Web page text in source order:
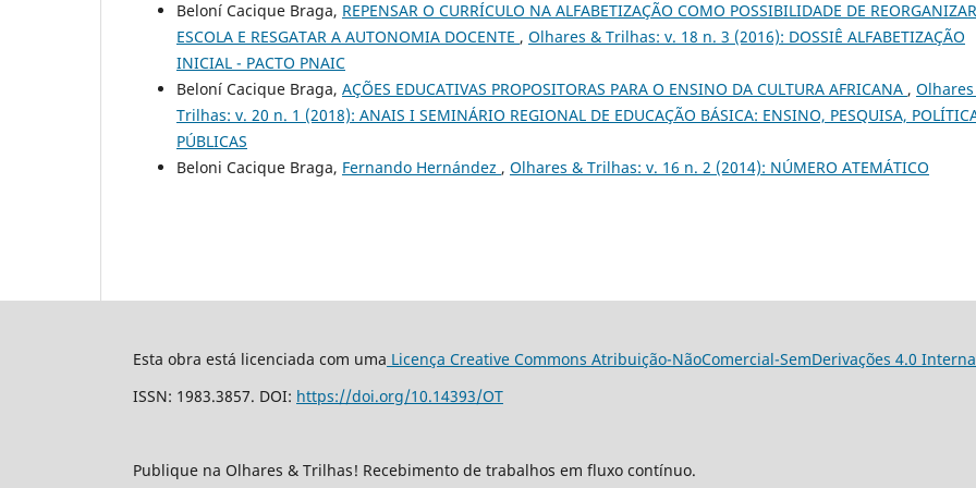
Beloní Cacique Braga, REPENSAR O CURRÍCULO NA ALFABETIZAÇÃO COMO POSSIBILIDADE DE
ESCOLA E RESGATAR A AUTONOMIA DOCENTE , Olhares & Trilhas: v. 18 n. 3 (2016): DOSSIÊ ALFABETIZAÇÃO
INICIAL - PACTO PNAIC
Beloní Cacique Braga, AÇÕES EDUCATIVAS PROPOSITORAS PARA O ENSINO DA CULTURA AFRICANA ,
Trilhas: v. 20 n. 1 (2018): ANAIS I SEMINÁRIO REGIONAL DE EDUCAÇÃO BÁSICA: ENSINO, PESQUISA,
PÚBLICAS
Beloni Cacique Braga, Fernando Hernández , Olhares & Trilhas: v. 16 n. 2 (2014): NÚMERO ATEMÁTICO
Esta obra está licenciada com uma Licença Creative Commons Atribuição-NãoComercial-SemDerivações 4.0
ISSN: 1983.3857. DOI: https://doi.org/10.14393/OT
Publique na Olhares & Trilhas! Recebimento de trabalhos em fluxo contínuo.